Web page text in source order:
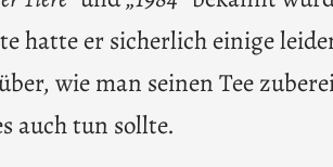
hatte er sicherlich einige
wie man seinen Tee
auch tun sollte.